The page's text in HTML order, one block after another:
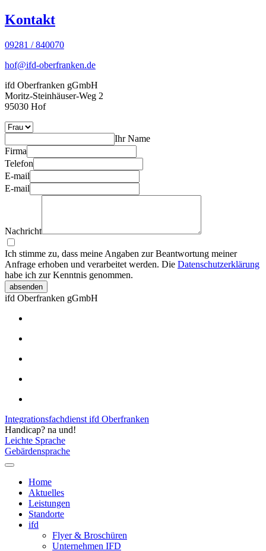
Kontakt
09281 / 840070
hof@ifd-oberfranken.de
ifd Oberfranken gGmbH
Moritz-Steinhäuser-Weg 2
95030 Hof
Ihr Name
Firma
Telefon
E-mail
E-mail
Nachricht
Ich stimme zu, dass meine Angaben zur Beantwortung meiner
Anfrage erhoben und verarbeitet werden. Die Datenschutzerklärung
habe ich zur Kenntnis genommen.
absenden
ifd Oberfranken gGmbH
Integrationsfachdienst ifd Oberfranken
Handicap? na und!
Leichte Sprache
Gebärdensprache
Home
Aktuelles
Leistungen
Standorte
ifd
Flyer & Broschüren
Unternehmen IFD